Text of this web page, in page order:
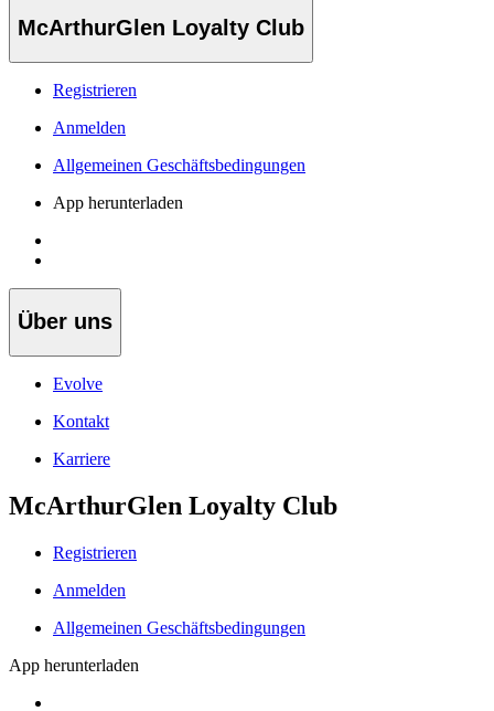
McArthurGlen Loyalty Club
Registrieren
Anmelden
Allgemeinen Geschäftsbedingungen
App herunterladen
Über uns
Evolve
Kontakt
Karriere
McArthurGlen Loyalty Club
Registrieren
Anmelden
Allgemeinen Geschäftsbedingungen
App herunterladen